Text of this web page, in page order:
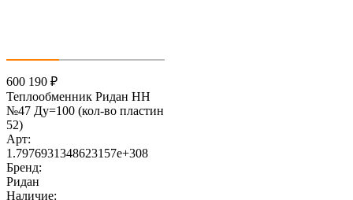
600 190 ₽
Теплообменник Ридан НН
№47 Ду=100 (кол-во пластин
52)
Арт:
1.7976931348623157e+308
Бренд:
Ридан
Наличие: